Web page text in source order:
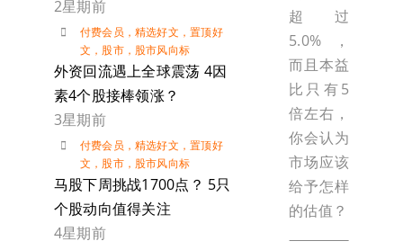
2星期前
付费会员 ， 精选好文 ，置顶好
文 ， 股市， 股市风向标
外资回流遇上全球震荡 4因
素4个股接棒领涨？
3星期前
付费会员 ， 精选好文 ，置顶好
文 ， 股市， 股市风向标
马股下周挑战1700点？ 5只
个股动向值得关注
4星期前
超过
5.0%，
而且本益
比只有5
倍左右，
你会认为
市场应该
给予怎样
的估值？